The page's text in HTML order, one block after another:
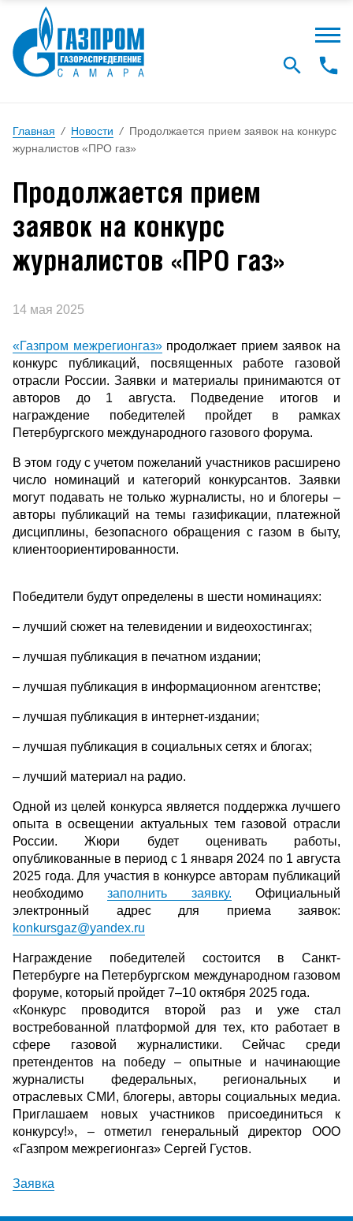
Главная / Новости / Продолжается прием заявок на конкурс
журналистов «ПРО газ»
Продолжается прием
заявок на конкурс
журналистов «ПРО газ»
14 мая 2025
«Газпром межрегионгаз»продолжает прием заявок на
конкурс публикаций, посвященных работе газовой
отрасли России. Заявки и материалы принимаются от
авторов до 1 августа. Подведение итогов и
награждение победителей пройдет в рамках
Петербургского международного газового форума.
В этом году с учетом пожеланий участников расширено
число номинаций и категорий конкурсантов. Заявки
могут подавать не только журналисты, но и блогеры –
авторы публикаций на темы газификации, платежной
дисциплины, безопасного обращения с газом в быту,
клиентоориентированности.
Победители будут определены в шести номинациях:
– лучший сюжет на телевидении и видеохостингах;
– лучшая публикация в печатном издании;
– лучшая публикация в информационном агентстве;
– лучшая публикация в интернет-издании;
– лучшая публикация в социальных сетях и блогах;
– лучший материал на радио.
Одной из целей конкурса является поддержка лучшего
опыта в освещении актуальных тем газовой отрасли
России. Жюри будет оценивать работы,
опубликованные в период с 1 января 2024 по 1 августа
2025 года. Для участия в конкурсе авторам публикаций
необходимозаполнить заявку. Официальный
электронный адрес для приема заявок:
konkursgaz@yandex.ru
Награждение победителей состоится в Санкт-
Петербурге на Петербургском международном газовом
форуме, который пройдет 7–10 октября 2025 года.
«Конкурс проводится второй раз и уже стал
востребованной платформой для тех, кто работает в
сфере газовой журналистики. Сейчас среди
претендентов на победу – опытные и начинающие
журналисты федеральных, региональных и
отраслевых СМИ, блогеры, авторы социальных медиа.
Приглашаем новых участников присоединиться к
конкурсу!», – отметил генеральный директор ООО
«Газпром межрегионгаз» Сергей Густов.
Заявка